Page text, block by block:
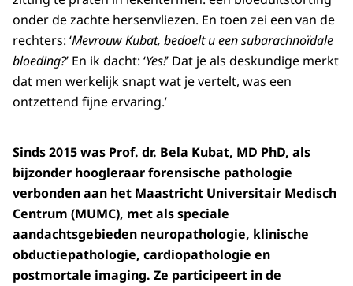
onder de zachte hersenvliezen. En toen zei een van de
rechters: ‘Mevrouw Kubat, bedoelt u een subarachnoïdale
bloeding?’ En ik dacht: ‘Yes!’ Dat je als deskundige merkt
dat men werkelijk snapt wat je vertelt, was een
ontzettend fijne ervaring.’
Sinds 2015 was Prof. dr. Bela Kubat, MD PhD, als
bijzonder hoogleraar forensische pathologie
verbonden aan het Maastricht Universitair Medisch
Centrum (MUMC), met als speciale
aandachtsgebieden neuropathologie, klinische
obductiepathologie, cardiopathologie en
postmortale imaging. Ze participeert in de